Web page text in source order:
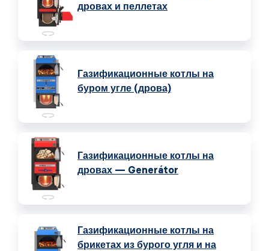
дровах и пеллетах
Газификационные котлы на
буром угле (дрова)
Газификационные котлы на
дровах — Generátor
Газификационные котлы на
брикетах из бурого угля и на